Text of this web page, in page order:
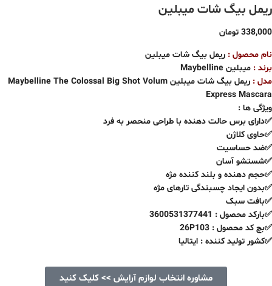
ریمل بیگ شات میبلین
338,000 تومان
نام محصول : ریمل بیگ شات میبلین
برند : میبلین Maybelline
مدل :
ریمل بیگ شات میبلین Maybelline The Colossal Big Shot Volum
Express Mascara
ویژگی ها :
✅دارای برس حالت دهنده با طراحی منحصر به فرد
✅حاوی کلاژن
✅ضد حساسیت
✅شستشو آسان
✅حجم دهنده و بلند کننده مژه
✅بدون ایجاد چسبندگی تارهای مژه
✅بافت سبک
✅بارکد محصول : 3600531377441
✅بچ کد محصول : 26P103
✅کشور تولید کننده : ایتالیا
مشاوره انتخاب لوازم آرایش >> کلیک کنید